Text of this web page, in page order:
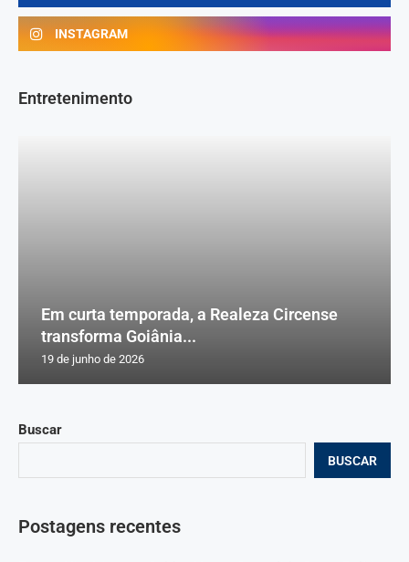
Buscar
BUSCAR
Postagens recentes
INSTAGRAM
Entretenimento
Em curta temporada, a Realeza Circense
transforma Goiânia...
19 de junho de 2026